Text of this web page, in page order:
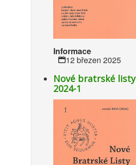
Informace
12 březen 2025
Nové bratrské listy
2024-1